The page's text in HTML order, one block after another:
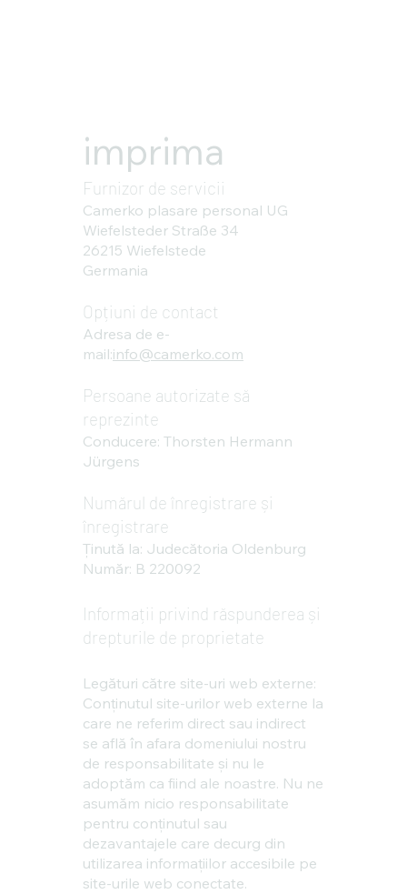
imprima
Furnizor de servicii
Camerko plasare personal UG
Wiefelsteder Straße 34
26215 Wiefelstede
Germania
Opțiuni de contact
Adresa de e-
mail:info@camerko.com
Persoane autorizate să
reprezinte
Conducere: Thorsten Hermann
Jürgens
Numărul de înregistrare și
înregistrare
Ținută la: Judecătoria Oldenburg
Număr: B 220092
Informații privind răspunderea și
drepturile de proprietate
Legături către site-uri web externe:
Conținutul site-urilor web externe la
care ne referim direct sau indirect
se află în afara domeniului nostru
de responsabilitate și nu le
adoptăm ca fiind ale noastre. Nu ne
asumăm nicio responsabilitate
pentru conținutul sau
dezavantajele care decurg din
utilizarea informațiilor accesibile pe
site-urile web conectate.